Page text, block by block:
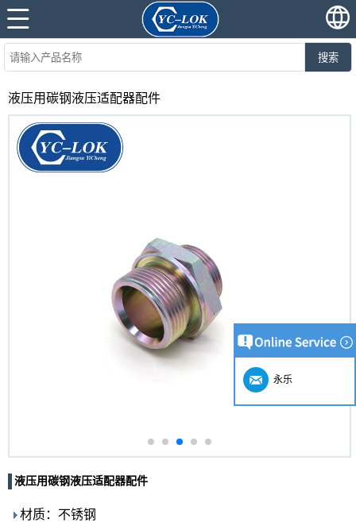
搜索
液压用碳钢液压适配器配件
液压用碳钢液压适配器配件
材质：不锈钢
永乐